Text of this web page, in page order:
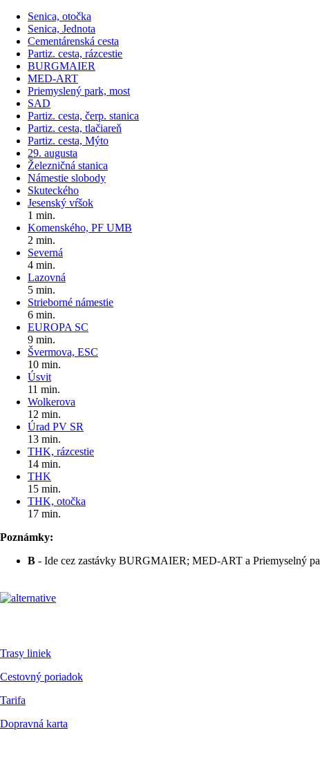
Senica, otočka
Senica, Jednota
Cementárenská cesta
Partiz. cesta, rázcestie
BURGMAIER
MED-ART
Priemyslený park, most
SAD
Partiz. cesta, čerp. stanica
Partiz. cesta, tlačiareň
Partiz. cesta, Mýto
29. augusta
Železničná stanica
Námestie slobody
Skuteckého
Jesenský vŕšok
1 min.
Komenského, PF UMB
2 min.
Severná
4 min.
Lazovná
5 min.
Strieborné námestie
6 min.
EUROPA SC
9 min.
Švermova, ESC
10 min.
Úsvit
11 min.
Wolkerova
12 min.
Úrad PV SR
13 min.
THK, rázcestie
14 min.
THK
15 min.
THK, otočka
17 min.
Poznámky:
B - Ide cez zastávky BURGMAIER; MED-ART a Priemyselný
Trasy liniek
Cestovný poriadok
Tarifa
Dopravná karta